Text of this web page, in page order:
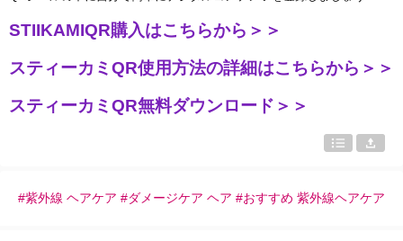
STIIKAMIQR購入はこちらから＞＞
スティーカミQR使用方法の詳細はこちらから＞＞
スティーカミQR無料ダウンロード＞＞
#紫外線 ヘアケア #ダメージケア ヘア #おすすめ 紫外線ヘアケア